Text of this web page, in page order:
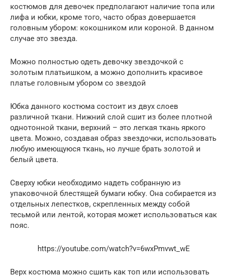
костюмов для девочек предполагают наличие топа или
лифа и юбки, кроме того, часто образ довершается
головным убором: кокошником или короной. В данном
случае это звезда.
Можно полностью одеть девочку звездочкой с
золотым платьишком, а можно дополнить красивое
платье головным убором со звездой
Юбка данного костюма состоит из двух слоев
различной ткани. Нижний слой сшит из более плотной
однотонной ткани, верхний – это легкая ткань яркого
цвета. Можно, создавая образ звездочки, использовать
любую имеющуюся ткань, но лучше брать золотой и
белый цвета.
Сверху юбки необходимо надеть собранную из
упаковочной блестящей бумаги юбку. Она собирается из
отдельных лепестков, скрепленных между собой
тесьмой или лентой, которая может использоваться как
пояс.
https://youtube.com/watch?v=6wxPmvwt_wE
Верх костюма можно сшить как топ или использовать